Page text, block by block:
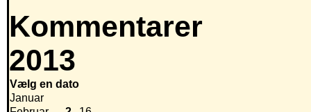
Kommentarer
2013
Vælg en dato
Januar